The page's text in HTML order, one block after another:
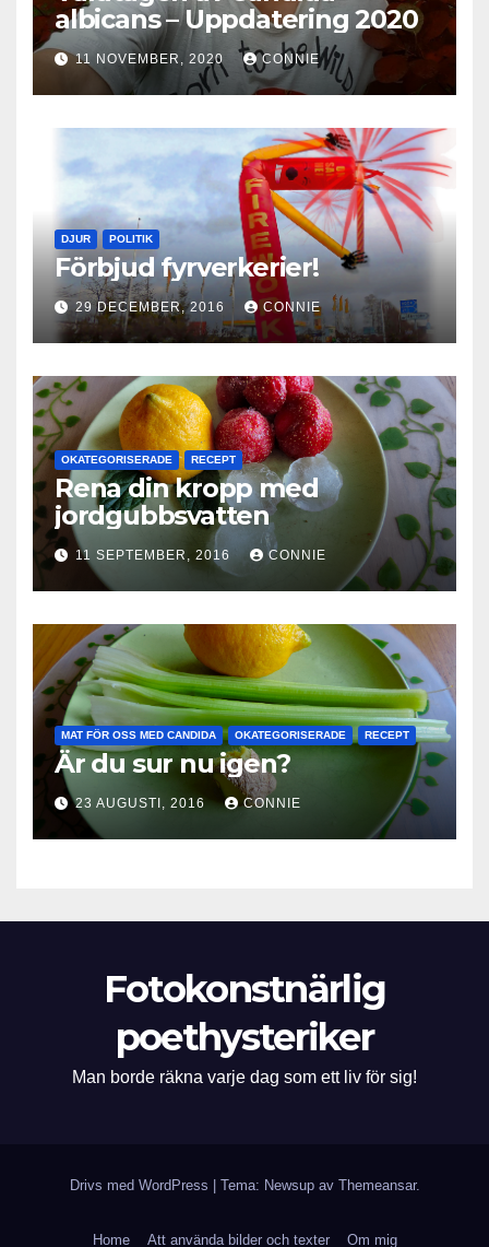
albicans – Uppdatering 2020
11 NOVEMBER, 2020 CONNIE
DJUR POLITIK
Förbjud fyrverkerier!
29 DECEMBER, 2016 CONNIE
OKATEGORISERADE RECEPT
Rena din kropp med
jordgubbsvatten
11 SEPTEMBER, 2016 CONNIE
MAT FÖR OSS MED CANDIDA OKATEGORISERADE RECEPT
Är du sur nu igen?
23 AUGUSTI, 2016 CONNIE
Fotokonstnärlig
poethysteriker
Man borde räkna varje dag som ett liv för sig!
Drivs med WordPress Tema: Newsup av Themeansar.
Home Att använda bilder och texter Om mig